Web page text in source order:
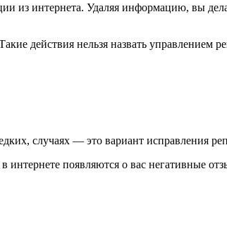
интернета. Удаляя информацию, вы
действия нельзя назвать управлением
случаях — это вариант исправления
появляются о вас негативные